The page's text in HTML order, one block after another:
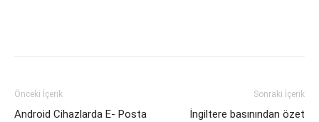
Önceki İçerik
Android Cihazlarda E- Posta
Sonraki İçerik
İngiltere basınından özet